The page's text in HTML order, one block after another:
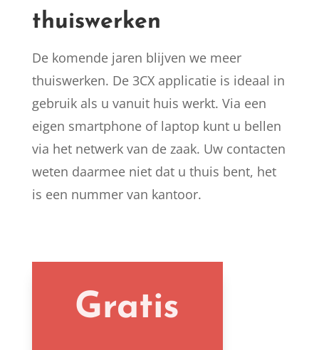
thuiswerken
De komende jaren blijven we meer
thuiswerken. De 3CX applicatie is ideaal in
gebruik als u vanuit huis werkt. Via een
eigen smartphone of laptop kunt u bellen
via het netwerk van de zaak. Uw contacten
weten daarmee niet dat u thuis bent, het
is een nummer van kantoor.
Gratis